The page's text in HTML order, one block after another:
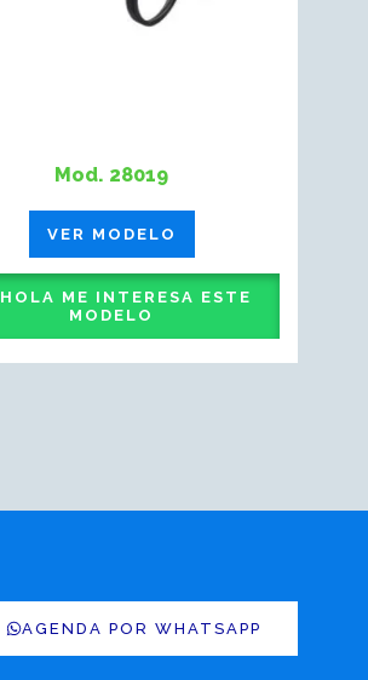
Mod. 28019
VER MODELO
HOLA ME INTERESA ESTE
MODELO
AGENDA POR WHATSAPP